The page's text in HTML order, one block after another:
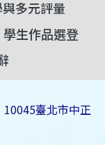
多元評量
學生作品選登
臺北市中正